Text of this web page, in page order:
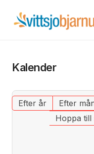
Kalender
Efter år Efter
Hoppa till